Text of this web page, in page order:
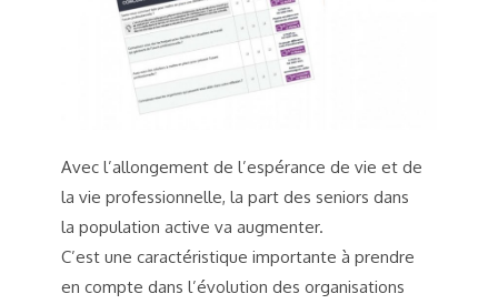
Avec l’allongement de l’espérance de vie et de
la vie professionnelle, la part des seniors dans
la population active va augmenter.
C’est une caractéristique importante à prendre
en compte dans l’évolution des organisations